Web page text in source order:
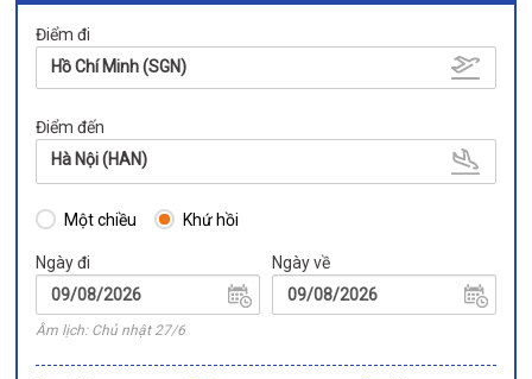
Điểm đi
Hồ Chí Minh (SGN)
Điểm đến
Hà Nội (HAN)
Một chiều Khứ hồi
Ngày đi
Âm lịch: Chủ nhật 27/6
Ngày về